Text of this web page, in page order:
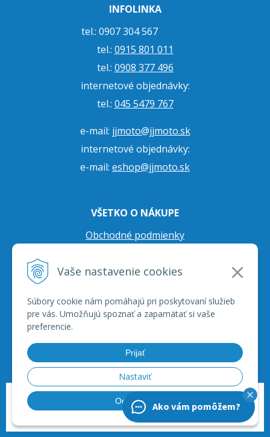
Vaše nastavenie cookies
Súbory cookie nám pomáhajú pri poskytovaní služieb
pre vás. Umožňujú spoznať a zapamätať si vaše
preferencie.
Prijať
Nastaviť
Odmietnuť
INFOLINKA
tel.: 0907 304 567
tel.: 0915 801 011
tel.: 0908 377 496
internetové objednávky:
tel.: 045 5479 767
e-mail: jjmoto@jjmoto.sk
internetové objednávky:
e-mail: eshop@jjmoto.sk
VŠETKO O NÁKUPE
Obchodné podmienky
Prepravné podmienky
© 2026 JJ Moto - skútre, štvorkolky, moto príslušenstvo, ich servis. •
tvorba
webhosting
Ako vám pomôžem?